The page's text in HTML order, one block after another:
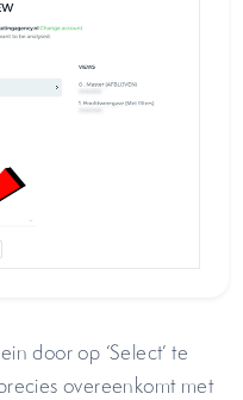
door op ‘Select’ te
overeenkomt met